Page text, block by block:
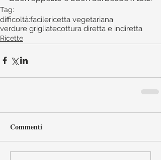
Tag:
difficoltà:facilericetta vegetariana
verdure grigliatecottura diretta e indiretta
Ricette
Commenti